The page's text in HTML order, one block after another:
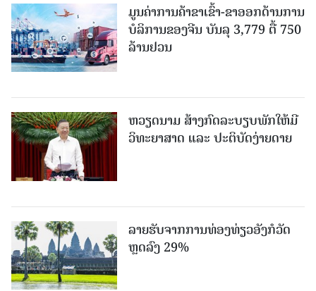
ມູນຄ່າການຄ້າຂາເຂົ້າ-ຂາອອກດ້ານການ
ບໍລິການຂອງຈີນ ບັນລຸ 3,779 ຕື້ 750
ລ້ານຢວນ
ຫວຽດນາມ ສ້າງກົດລະບຽບພັກໃຫ້ມີ
ວິທະຍາສາດ ແລະ ປະຕິບັດງ່າຍດາຍ
ລາຍຮັບຈາກການທ່ອງທ່ຽວອັງກໍວັດ
ຫຼດລົງ 29%